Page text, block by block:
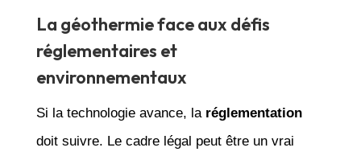
La géothermie face aux défis
réglementaires et
environnementaux
Si la technologie avance, la réglementation
doit suivre. Le cadre légal peut être un vrai